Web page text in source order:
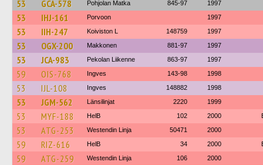
53 GCA-578 Pohjolan Matka 845-97 1997
53 IHJ-161 Porvoon 1997
53 IIH-247 Koiviston L 148759 1997
53 OGX-200 Makkonen 881-97 1997
53 JCA-983 Pekolan Liikenne 863-97 1997
59 OIS-768 Ingves 143-98 1998
53 IJL-108 Ingves 148882 1998
53 JGM-562 Länsilinjat 2220 1999
53 MYF-188 HelB 102 2000
53 ATG-253 Westendin Linja 50471 2000
59 RIZ-616 HelB 34 2000
59 ATG-259 Westendin Linja 106 2000